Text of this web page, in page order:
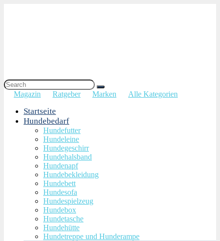
Magazin Ratgeber Marken Alle Kategorien
Startseite
Hundebedarf
Hundefutter
Hundeleine
Hundegeschirr
Hundehalsband
Hundenapf
Hundebekleidung
Hundebett
Hundesofa
Hundespielzeug
Hundebox
Hundetasche
Hundehütte
Hundetreppe und Hunderampe